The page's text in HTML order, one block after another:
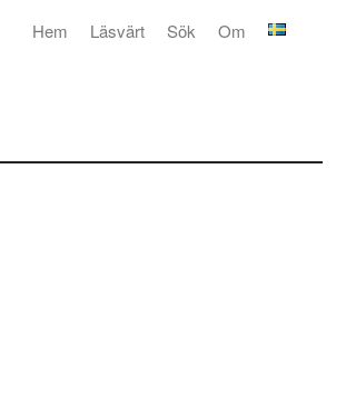
Om
Sök
Läsvärt
Hem